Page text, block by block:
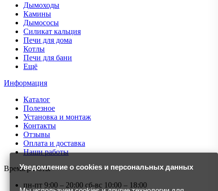
Дымоходы
Камины
Дымососы
Силикат кальция
Печи для дома
Котлы
Печи для бани
Ещё
Информация
Каталог
Полезное
Установка и монтаж
Контакты
Отзывы
Оплата и доставка
Наши работы
Время работы
пн-пт 9:00 – 20:00 сб-вс 10:00 – 18:00
Уведомление о cookies и персональных данных